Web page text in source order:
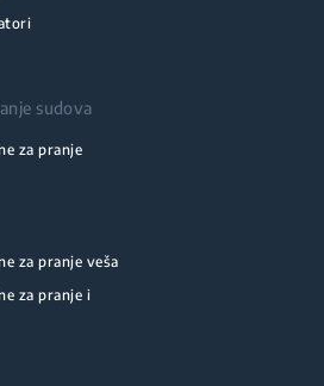
sudova
za pranje
za pranje veša
za pranje i